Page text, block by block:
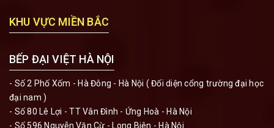
KHU VỰC MIỀN BẮC
BẾP ĐẠI VIỆT HÀ NỘI
- Số 2 Phố Xốm - Hà Đông - Hà Nội ( Đối diện cổng trường đại học
đại nam )
- Số 80 Lê Lợi - TT Vân Đình - Ứng Hoà - Hà Nội
- Số 596 Nguyễn Văn Cừ - Long Biên - Hà Nội